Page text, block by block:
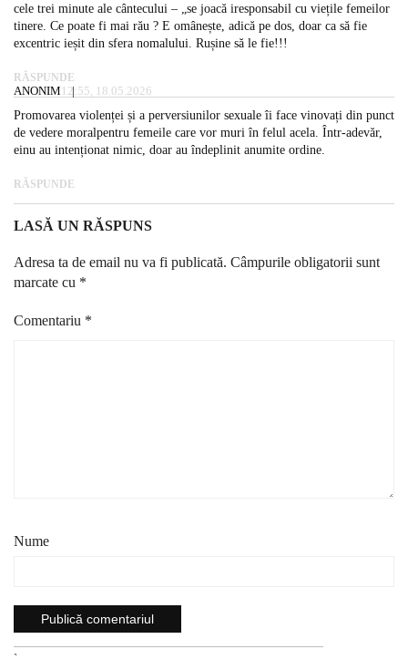
cele trei minute ale cântecului – „se joacă iresponsabil cu viețile femeilor
tinere. Ce poate fi mai rău ? E omânește, adică pe dos, doar ca să fie
excentric ieșit din sfera nomalului. Rușine să le fie!!!
RĂSPUNDE
ANONIM 12:55, 18.05.2026
Promovarea violenței și a perversiunilor sexuale îi face vinovați din punct
de vedere moralpentru femeile care vor muri în felul acela. Într-adevăr,
einu au intenționat nimic, doar au îndeplinit anumite ordine.
RĂSPUNDE
LASĂ UN RĂSPUNS
Adresa ta de email nu va fi publicată. Câmpurile obligatorii sunt
marcate cu *
Comentariu *
Nume
`